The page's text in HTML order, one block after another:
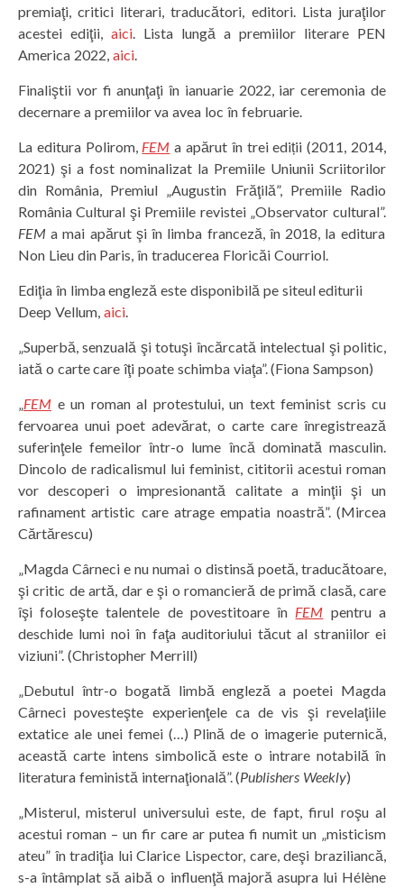
premiaţi, critici literari, traducători, editori. Lista juraţilor
acestei ediţii, aici. Lista lungă a premiilor literare PEN
America 2022, aici.
Finaliştii vor fi anunţaţi în ianuarie 2022, iar ceremonia de
decernare a premiilor va avea loc în februarie.
La editura Polirom, FEM a apărut în trei ediții (2011, 2014,
2021) şi a fost nominalizat la Premiile Uniunii Scriitorilor
din România, Premiul „Augustin Frăţilă”, Premiile Radio
România Cultural şi Premiile revistei „Observator cultural”.
FEMa mai apărut şi în limba franceză, în 2018, la editura
Non Lieu din Paris, în traducerea Floricăi Courriol.
Ediţia în limba engleză este disponibilă pe siteul editurii
Deep Vellum, aici.
„Superbă, senzuală şi totuşi încărcată intelectual şi politic,
iată o carte care îţi poate schimba viaţa”. (Fiona Sampson)
„FEM e un roman al protestului, un text feminist scris cu
fervoarea unui poet adevărat, o carte care înregistrează
suferinţele femeilor într-o lume încă dominată masculin.
Dincolo de radicalismul lui feminist, cititorii acestui roman
vor descoperi o impresionantă calitate a minţii şi un
rafinament artistic care atrage empatia noastră”. (Mircea
Cărtărescu)
„Magda Cârneci e nu numai o distinsă poetă, traducătoare,
şi critic de artă, dar e şi o romancieră de primă clasă, care
îşi foloseşte talentele de povestitoare în FEM pentru a
deschide lumi noi în faţa auditoriului tăcut al straniilor ei
viziuni”. (Christopher Merrill)
„Debutul într-o bogată limbă engleză a poetei Magda
Cârneci povesteşte experienţele ca de vis şi revelaţiile
extatice ale unei femei (…) Plină de o imagerie puternică,
această carte intens simbolică este o intrare notabilă în
literatura feministă internaţională”. (Publishers Weekly)
„Misterul, misterul universului este, de fapt, firul roşu al
acestui roman – un fir care ar putea fi numit un „misticism
ateu” în tradiţia lui Clarice Lispector, care, deşi braziliancă,
s-a întâmplat să aibă o influenţă majoră asupra lui Hélène